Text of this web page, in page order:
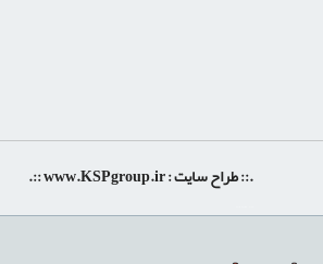
.:: طراح سایت :www.KSPgroup.ir
::.